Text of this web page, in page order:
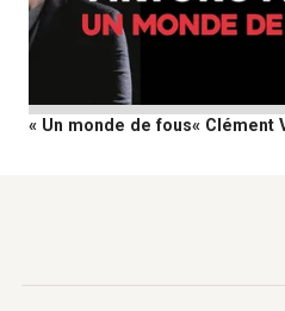
« Un monde de fous« Clément